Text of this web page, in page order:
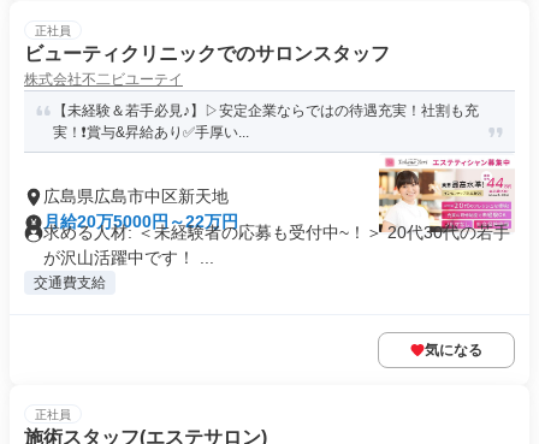
正社員
ビューティクリニックでのサロンスタッフ
株式会社不二ビユーテイ
【未経験＆若手必見♪】▷安定企業ならではの待遇充実！社割も充
実！❗️賞与&昇給あり✅手厚い...
広島県広島市中区新天地
月給20万5000円～22万円
求める人材: ＜未経験者の応募も受付中~！＞ 20代30代の若手
が沢山活躍中です！ ...
交通費支給
気になる
正社員
施術スタッフ(エステサロン)